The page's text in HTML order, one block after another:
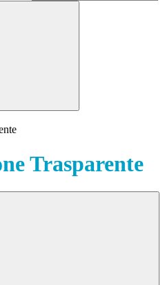
Trasparente